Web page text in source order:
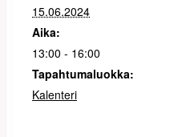
15.06.2024
Aika:
13:00 - 16:00
Tapahtumaluokka:
Kalenteri